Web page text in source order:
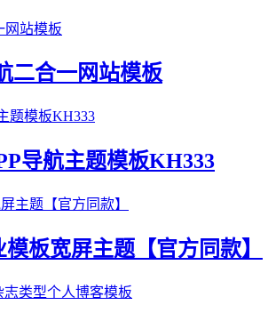
二合一网站模板
导航主题模板KH333
板宽屏主题【官方同款】